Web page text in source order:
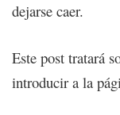
dejarse caer.
Este post tratará
introducir a la